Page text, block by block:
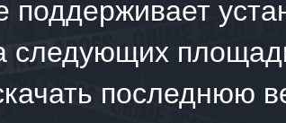
поддерживает
следующих
последнюю